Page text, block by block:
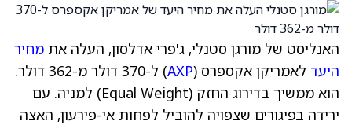
האנליסט של מורגן סטנלי, ג'פרי אדלסון, העלה את מחיר
היעד לאמריקן אקספרס (AXP
) ל-370 דולר מ-362 דולר.
הוא ממשיך בדירוג החזק (Equal Weight) למניה. עם
ירידה בפיגורים שצפויה להוביל לפחות אי-פירעון, האצה